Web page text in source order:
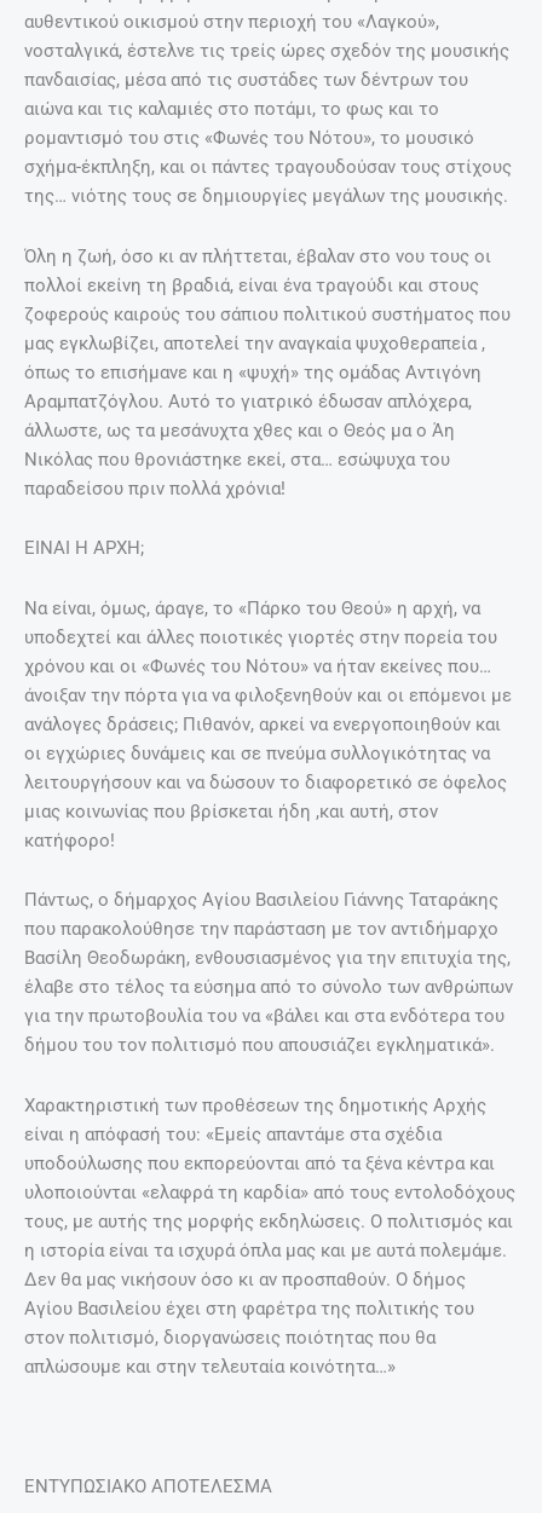
αυθεντικού οικισμού στην περιοχή του «Λαγκού»,
νοσταλγικά, έστελνε τις τρείς ώρες σχεδόν της μουσικής
πανδαισίας, μέσα από τις συστάδες των δέντρων του
αιώνα και τις καλαμιές στο ποτάμι, το φως και το
ρομαντισμό του στις «Φωνές του Νότου», το μουσικό
σχήμα-έκπληξη, και οι πάντες τραγουδούσαν τους στίχους
της… νιότης τους σε δημιουργίες μεγάλων της μουσικής.
Όλη η ζωή, όσο κι αν πλήττεται, έβαλαν στο νου τους οι
πολλοί εκείνη τη βραδιά, είναι ένα τραγούδι και στους
ζοφερούς καιρούς του σάπιου πολιτικού συστήματος που
μας εγκλωβίζει, αποτελεί την αναγκαία ψυχοθεραπεία ,
όπως το επισήμανε και η «ψυχή» της ομάδας Αντιγόνη
Αραμπατζόγλου. Αυτό το γιατρικό έδωσαν απλόχερα,
άλλωστε, ως τα μεσάνυχτα χθες και ο Θεός μα ο Άη
Νικόλας που θρονιάστηκε εκεί, στα… εσώψυχα του
παραδείσου πριν πολλά χρόνια!
ΕΙΝΑΙ Η ΑΡΧΗ;
Να είναι, όμως, άραγε, το «Πάρκο του Θεού» η αρχή, να
υποδεχτεί και άλλες ποιοτικές γιορτές στην πορεία του
χρόνου και οι «Φωνές του Νότου» να ήταν εκείνες που…
άνοιξαν την πόρτα για να φιλοξενηθούν και οι επόμενοι με
ανάλογες δράσεις; Πιθανόν, αρκεί να ενεργοποιηθούν και
οι εγχώριες δυνάμεις και σε πνεύμα συλλογικότητας να
λειτουργήσουν και να δώσουν το διαφορετικό σε όφελος
μιας κοινωνίας που βρίσκεται ήδη ,και αυτή, στον
κατήφορο!
Πάντως, ο δήμαρχος Αγίου Βασιλείου Γιάννης Ταταράκης
που παρακολούθησε την παράσταση με τον αντιδήμαρχο
Βασίλη Θεοδωράκη, ενθουσιασμένος για την επιτυχία της,
έλαβε στο τέλος τα εύσημα από το σύνολο των ανθρώπων
για την πρωτοβουλία του να «βάλει και στα ενδότερα του
δήμου του τον πολιτισμό που απουσιάζει εγκληματικά».
Χαρακτηριστική των προθέσεων της δημοτικής Αρχής
είναι η απόφασή του: «Εμείς απαντάμε στα σχέδια
υποδούλωσης που εκπορεύονται από τα ξένα κέντρα και
υλοποιούνται «ελαφρά τη καρδία» από τους εντολοδόχους
τους, με αυτής της μορφής εκδηλώσεις. Ο πολιτισμός και
η ιστορία είναι τα ισχυρά όπλα μας και με αυτά πολεμάμε.
Δεν θα μας νικήσουν όσο κι αν προσπαθούν. Ο δήμος
Αγίου Βασιλείου έχει στη φαρέτρα της πολιτικής του
στον πολιτισμό, διοργανώσεις ποιότητας που θα
απλώσουμε και στην τελευταία κοινότητα…»
ΕΝΤΥΠΩΣΙΑΚΟ ΑΠΟΤΕΛΕΣΜΑ